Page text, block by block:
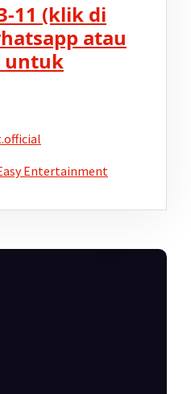
11 (klik di
atau
untuk
Entertainment